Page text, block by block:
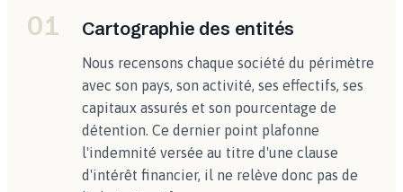
01 Cartographie des entités
Nous recensons chaque société du périmètre
avec son pays, son activité, ses effectifs, ses
capitaux assurés et son pourcentage de
détention. Ce dernier point plafonne
l'indemnité versée au titre d'une clause
d'intérêt financier, il ne relève donc pas de